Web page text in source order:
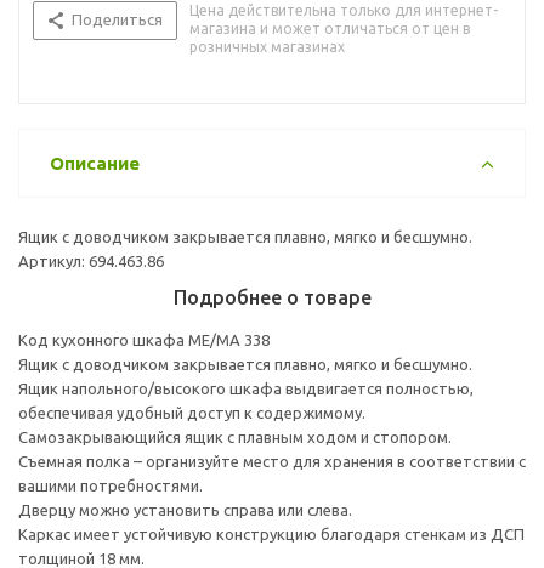
Поделиться
Цена действительна только для интернет-
магазина и может отличаться от цен в
розничных магазинах
Описание
Ящик с доводчиком закрывается плавно, мягко и бесшумно.
Артикул: 694.463.86
Подробнее о товаре
Код кухонного шкафа ME/MA 338
Ящик с доводчиком закрывается плавно, мягко и бесшумно.
Ящик напольного/высокого шкафа выдвигается полностью,
обеспечивая удобный доступ к содержимому.
Cамозакрывающийся ящик с плавным ходом и стопором.
Съемная полка – организуйте место для хранения в соответствии с
вашими потребностями.
Дверцу можно установить справа или слева.
Каркас имеет устойчивую конструкцию благодаря стенкам из ДСП
толщиной 18 мм.